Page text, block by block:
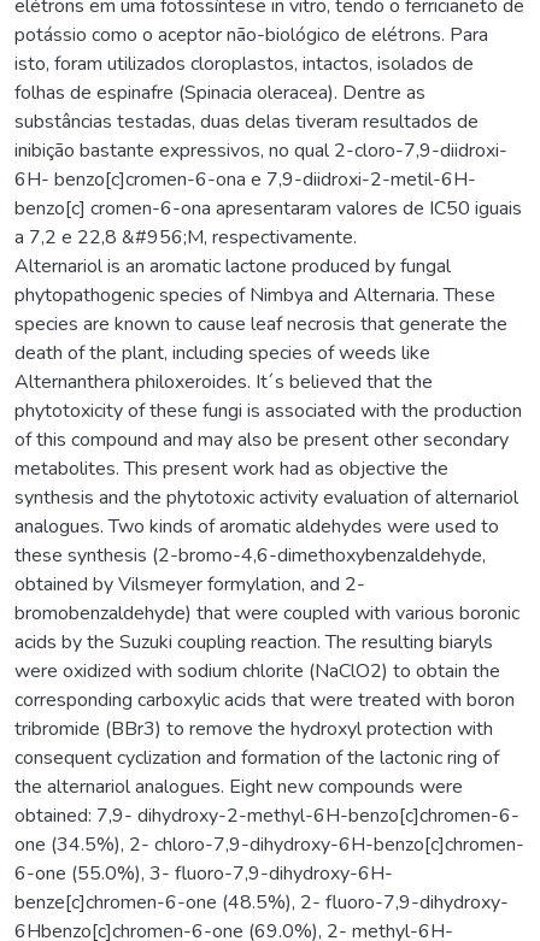
elétrons em uma fotossíntese in vitro, tendo o ferricianeto de
potássio como o aceptor não-biológico de elétrons. Para
isto, foram utilizados cloroplastos, intactos, isolados de
folhas de espinafre (Spinacia oleracea). Dentre as
substâncias testadas, duas delas tiveram resultados de
inibição bastante expressivos, no qual 2-cloro-7,9-diidroxi-
6H- benzo[c]cromen-6-ona e 7,9-diidroxi-2-metil-6H-
benzo[c] cromen-6-ona apresentaram valores de IC50 iguais
a 7,2 e 22,8 &#956;M, respectivamente.
Alternariol is an aromatic lactone produced by fungal
phytopathogenic species of Nimbya and Alternaria. These
species are known to cause leaf necrosis that generate the
death of the plant, including species of weeds like
Alternanthera philoxeroides. It´s believed that the
phytotoxicity of these fungi is associated with the production
of this compound and may also be present other secondary
metabolites. This present work had as objective the
synthesis and the phytotoxic activity evaluation of alternariol
analogues. Two kinds of aromatic aldehydes were used to
these synthesis (2-bromo-4,6-dimethoxybenzaldehyde,
obtained by Vilsmeyer formylation, and 2-
bromobenzaldehyde) that were coupled with various boronic
acids by the Suzuki coupling reaction. The resulting biaryls
were oxidized with sodium chlorite (NaClO2) to obtain the
corresponding carboxylic acids that were treated with boron
tribromide (BBr3) to remove the hydroxyl protection with
consequent cyclization and formation of the lactonic ring of
the alternariol analogues. Eight new compounds were
obtained: 7,9- dihydroxy-2-methyl-6H-benzo[c]chromen-6-
one (34.5%), 2- chloro-7,9-dihydroxy-6H-benzo[c]chromen-
6-one (55.0%), 3- fluoro-7,9-dihydroxy-6H-
benze[c]chromen-6-one (48.5%), 2- fluoro-7,9-dihydroxy-
6Hbenzo[c]chromen-6-one (69.0%), 2- methyl-6H-